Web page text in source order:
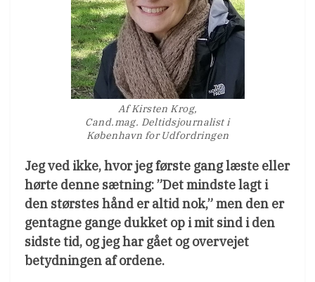
Af Kirsten Krog,
Cand.mag. Deltidsjournalist i
København for Udfordringen
Jeg ved ikke, hvor jeg første gang læste eller
hørte denne sætning: ”Det mindste lagt i
den størstes hånd er altid nok,” men den er
gentagne gange dukket op i mit sind i den
sidste tid, og jeg har gået og overvejet
betydningen af ordene.